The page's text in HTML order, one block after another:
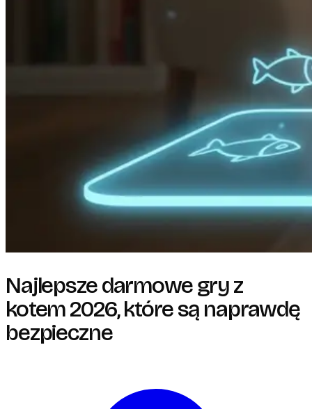
Najlepsze darmowe gry z
kotem 2026, które są naprawdę
bezpieczne